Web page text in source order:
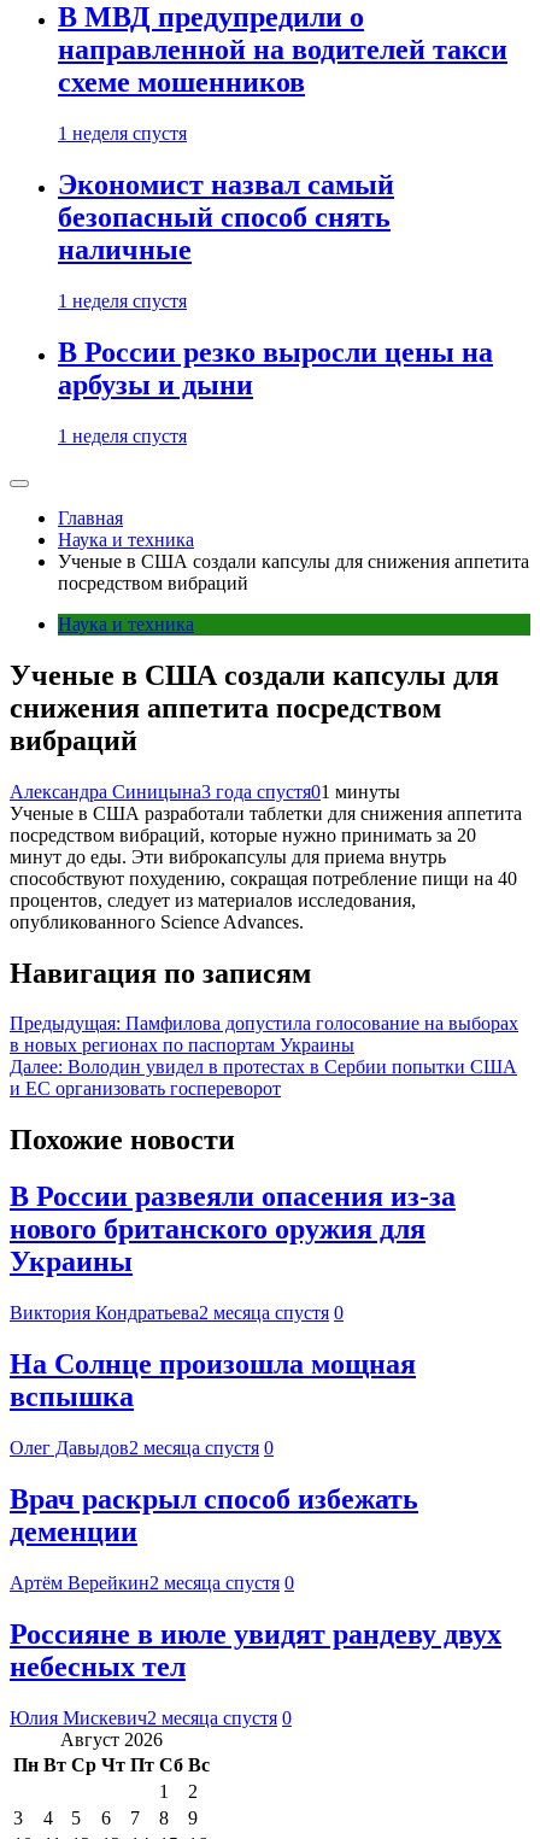
В МВД предупредили о
направленной на водителей такси
схеме мошенников
1 неделя спустя
Экономист назвал самый
безопасный способ снять
наличные
1 неделя спустя
В России резко выросли цены на
арбузы и дыни
1 неделя спустя
Главная
Наука и техника
Ученые в США создали капсулы для снижения аппетита
посредством вибраций
Наука и техника
Ученые в США создали капсулы для
снижения аппетита посредством
вибраций
Александра Синицына3 года спустя01 минуты
Ученые в США разработали таблетки для снижения аппетита
посредством вибраций, которые нужно принимать за 20
минут до еды. Эти виброкапсулы для приема внутрь
способствуют похудению, сокращая потребление пищи на 40
процентов, следует из материалов исследования,
опубликованного Science Advances.
Навигация по записям
Предыдущая: Памфилова допустила голосование на выборах
в новых регионах по паспортам Украины
Далее: Володин увидел в протестах в Сербии попытки США
и ЕС организовать госпереворот
Похожие новости
В России развеяли опасения из-за
нового британского оружия для
Украины
Виктория Кондратьева2 месяца спустя 0
На Солнце произошла мощная
вспышка
Олег Давыдов2 месяца спустя 0
Врач раскрыл способ избежать
деменции
Артём Верейкин2 месяца спустя 0
Россияне в июле увидят рандеву двух
небесных тел
Юлия Мискевич2 месяца спустя 0
Август 2026
Пн Вт Ср Чт Пт Сб Вс
1
2
3
4 5 6 7 8
9